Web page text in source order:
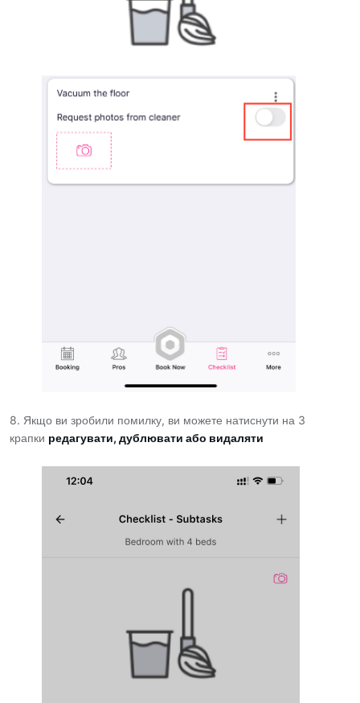
8. Якщо ви зробили помилку, ви можете натиснути на 3
крапки редагувати, дублювати або видаляти